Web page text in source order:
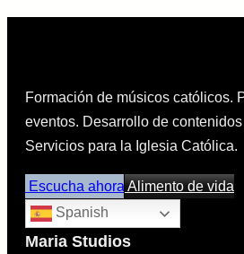
Formación de músicos católicos.
eventos. Desarrollo de
Servicios para la Iglesia Católica.
Escucha ahoraAlimento de vida
Spanish
Maria Studios